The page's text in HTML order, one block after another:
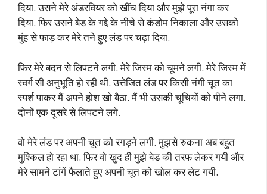
दिया. उसने मेरे अंडरवियर को खींच दिया और मुझे पूरा नंगा कर
दिया. फिर उसने बेड के गद्दे के नीचे से कंडोम निकाला और उसको
मुंह से फाड़ कर मेरे तने हुए लंड पर चढ़ा दिया.
फिर मेरे बदन से लिपटने लगी. मेरे जिस्म को चूमने लगी. मेरे जिस्म में
स्वर्ग सी अनुभूति हो रही थी. उत्तेजित लंड पर किसी नंगी चूत का
स्पर्श पाकर मैं अपने होश खो बैठा. मैं भी उसकी चूचियों को पीने लगा.
दोनों एक दूसरे से लिपटने लगे.
वो मेरे लंड पर अपनी चूत को रगड़ने लगी. मुझसे रुकना अब बहुत
मुश्किल हो रहा था. फिर वो खुद ही मुझे बेड की तरफ लेकर गयी और
मेरे सामने टांगें फैलाते हुए अपनी चूत को खोल कर लेट गयी.